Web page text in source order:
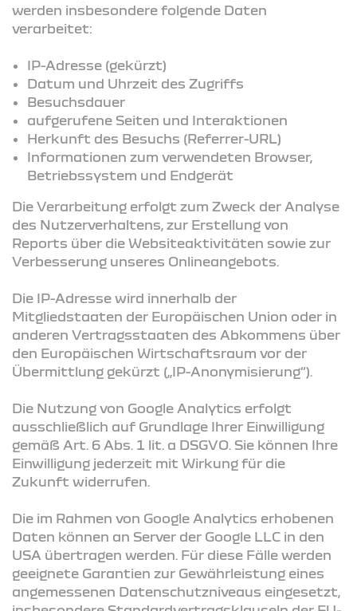
werden insbesondere folgende Daten
verarbeitet:
IP-Adresse (gekürzt)
Datum und Uhrzeit des Zugriffs
Besuchsdauer
aufgerufene Seiten und Interaktionen
Herkunft des Besuchs (Referrer-URL)
Informationen zum verwendeten Browser,
Betriebssystem und Endgerät
Die Verarbeitung erfolgt zum Zweck der Analyse
des Nutzerverhaltens, zur Erstellung von
Reports über die Websiteaktivitäten sowie zur
Verbesserung unseres Onlineangebots.
Die IP-Adresse wird innerhalb der
Mitgliedstaaten der Europäischen Union oder in
anderen Vertragsstaaten des Abkommens über
den Europäischen Wirtschaftsraum vor der
Übermittlung gekürzt („IP-Anonymisierung“).
Die Nutzung von Google Analytics erfolgt
ausschließlich auf Grundlage Ihrer Einwilligung
gemäß Art. 6 Abs. 1 lit. a DSGVO. Sie können Ihre
Einwilligung jederzeit mit Wirkung für die
Zukunft widerrufen.
Die im Rahmen von Google Analytics erhobenen
Daten können an Server der Google LLC in den
USA übertragen werden. Für diese Fälle werden
geeignete Garantien zur Gewährleistung eines
angemessenen Datenschutzniveaus eingesetzt,